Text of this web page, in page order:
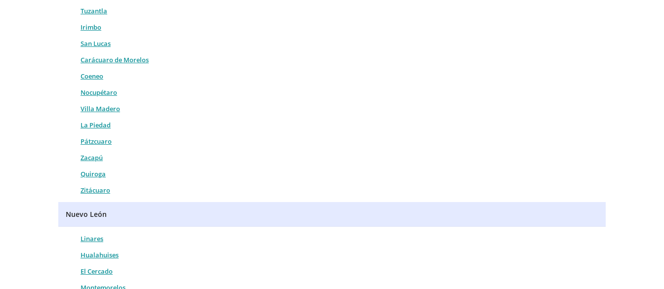
Tuzantla
Irimbo
San Lucas
Carácuaro de Morelos
Coeneo
Nocupétaro
Villa Madero
La Piedad
Pátzcuaro
Zacapú
Quiroga
Zitácuaro
Nuevo León
Linares
Hualahuises
El Cercado